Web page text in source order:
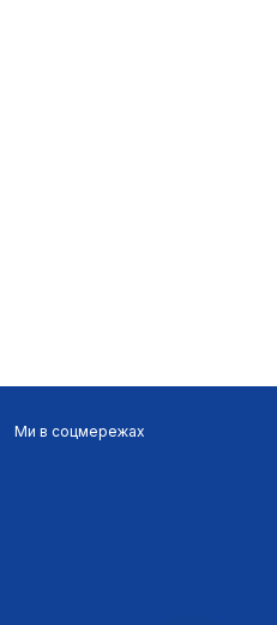
Ми в соцмережах